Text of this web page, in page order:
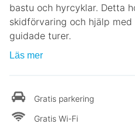
bastu och hyrcyklar. Detta
skidförvaring och hjälp
guidade turer.
Läs mer
Gratis parkering
Gratis Wi-Fi